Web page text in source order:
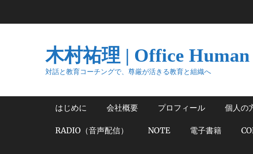
キ
木村祐理 | Office
対話と教育コーチングで、尊厳が活きる教育と組織へ
メインメニュー
はじめに 会社概要 プロフィール 個人の
RADIO（音声配信） NOTE 電子書籍